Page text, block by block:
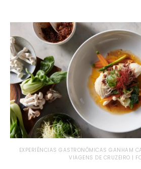
EXPERIÊNCIAS GASTRONÔMICAS GANHAM
VIAGENS DE CRUZEIRO |